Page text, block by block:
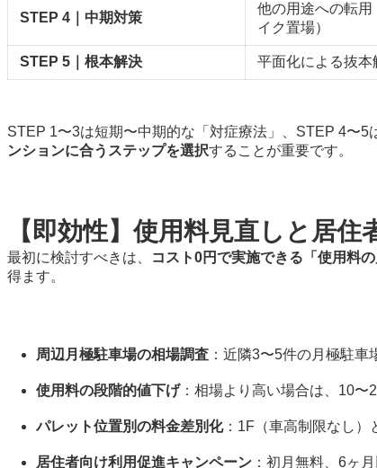
STEP 4｜中期対策
他の用途への転用
イク置場）
STEP 5｜根本解決 平面化による抜本
STEP 1〜3は短期〜中期的な「対症療法」、STEP 4〜5
ンションに合うステップを選択することが重要です。
【即効性】使用料見直しと居住
最初に検討すべきは、 コスト0円で実施できる「使用料の
得ます。
周辺月極駐車場の相場調査 ：近隣3〜5件の月極駐車
使用料の段階的値下げ：相場より高い場合は、10〜
パレット位置別の料金差別化：1F（車高制限なし）
居住者向け利用促進キャンペーン ：初月無料、6ヶ